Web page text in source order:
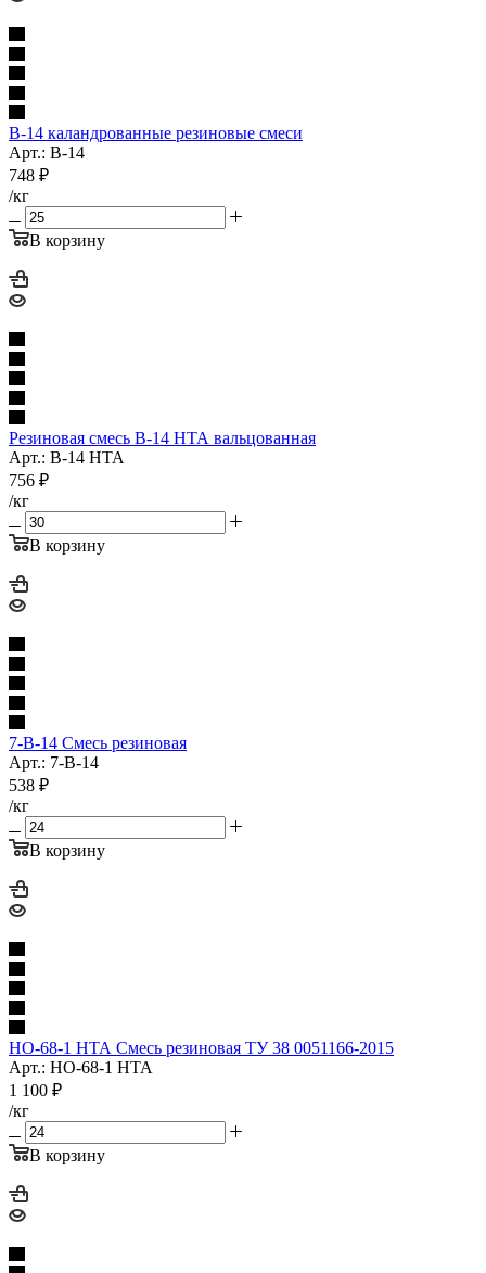
В-14 каландрованные резиновые смеси
Арт.: В-14
748 ₽
/кг
В корзину
Резиновая смесь В-14 НТА вальцованная
Арт.: В-14 НТА
756 ₽
/кг
В корзину
7-В-14 Смесь резиновая
Арт.: 7-В-14
538 ₽
/кг
В корзину
НО-68-1 НТА Смесь резиновая ТУ 38 0051166-2015
Арт.: НО-68-1 НТА
1 100 ₽
/кг
В корзину